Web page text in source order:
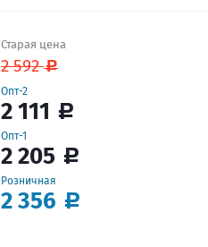
Старая цена
2 592
Опт-2
2 111
Опт-1
2 205
Розничная
2 356